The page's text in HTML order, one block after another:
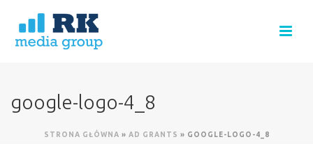
google-logo-4_8
STRONA GŁÓWNA » AD GRANTS » GOOGLE-LOGO-4_8